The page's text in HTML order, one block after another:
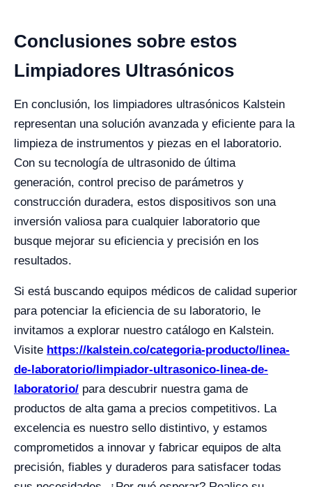
Conclusiones sobre estos
Limpiadores Ultrasónicos
En conclusión, los limpiadores ultrasónicos Kalstein
representan una solución avanzada y eficiente para la
limpieza de instrumentos y piezas en el laboratorio.
Con su tecnología de ultrasonido de última
generación, control preciso de parámetros y
construcción duradera, estos dispositivos son una
inversión valiosa para cualquier laboratorio que
busque mejorar su eficiencia y precisión en los
resultados.
Si está buscando equipos médicos de calidad superior
para potenciar la eficiencia de su laboratorio, le
invitamos a explorar nuestro catálogo en Kalstein.
Visite https://kalstein.co/categoria-producto/linea-
de-laboratorio/limpiador-ultrasonico-linea-de-
laboratorio/ para descubrir nuestra gama de
productos de alta gama a precios competitivos. La
excelencia es nuestro sello distintivo, y estamos
comprometidos a innovar y fabricar equipos de alta
precisión, fiables y duraderos para satisfacer todas